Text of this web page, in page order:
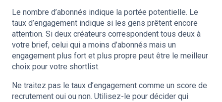
Le nombre d’abonnés indique la portée potentielle. Le
taux d’engagement indique si les gens prêtent encore
attention. Si deux créateurs correspondent tous deux à
votre brief, celui qui a moins d’abonnés mais un
engagement plus fort et plus propre peut être le meilleur
choix pour votre shortlist.
Ne traitez pas le taux d’engagement comme un score de
recrutement oui ou non. Utilisez-le pour décider qui